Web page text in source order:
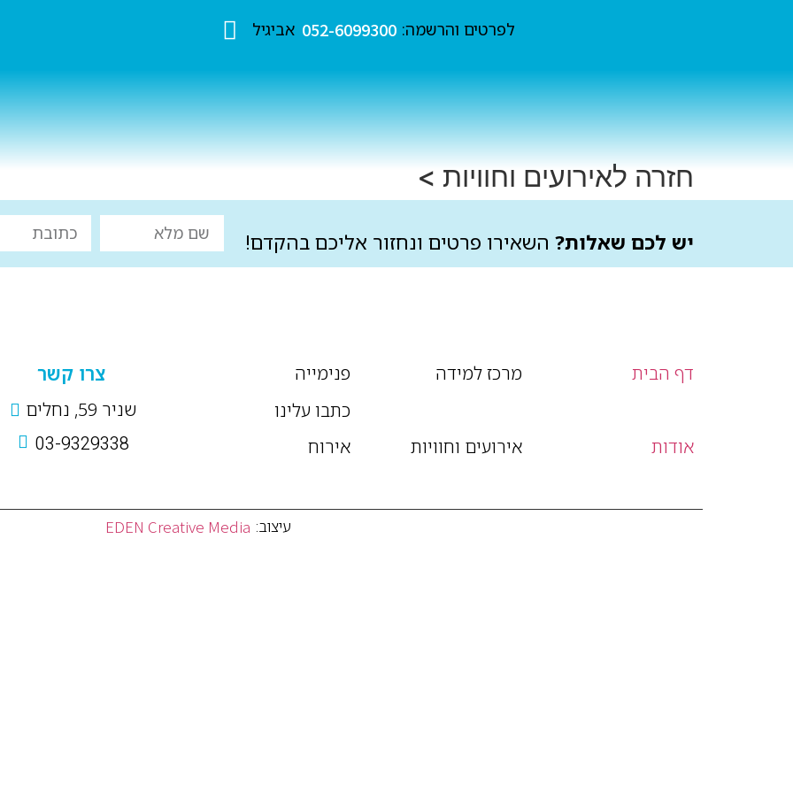
לפרטים והרשמה: 052-6099300 אביגיל
חזרה לאירועים וחוויות >
יש לכם שאלות? השאירו פרטים ונחזור אליכם בהקדם!
דף הבית
אודות
מרכז למידה
אירועים וחוויות
פנימייה
כתבו עלינו
אירוח
צרו קשר
שניר 59, נחלים
03-9329338
עיצוב: EDEN Creative Media